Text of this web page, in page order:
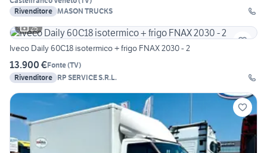
Rivenditore MASON TRUCKS
25
Iveco Daily 60C18 isotermico + frigo FNAX 2030 - 2
13.900 €Fonte(TV)
Rivenditore RP SERVICE S.R.L.